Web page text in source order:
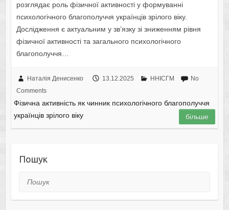
розглядає роль фізичної активності у формуванні
психологічного благополуччя українців зрілого віку.
Дослідження є актуальним у зв’язку зі зниженням рівня
фізичної активності та загального психологічного
благополуччя…
Наталія Денисенко 13.12.2025 ННІСГМ
No
Comments
Фізична активність як чинник психологічного благополуччя
українців зрілого віку
більше
Пошук
Пошук